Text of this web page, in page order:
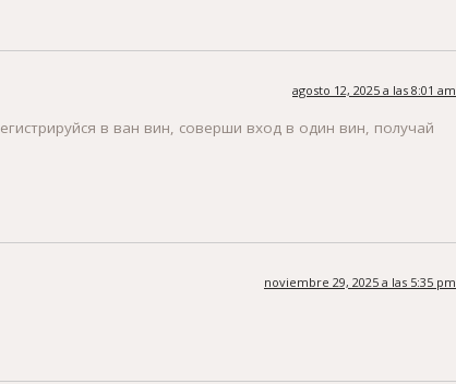
agosto 12, 2025 a las 8:01 am
в ван вин, соверши вход в один вин, получай
noviembre 29, 2025 a las 5:35 pm